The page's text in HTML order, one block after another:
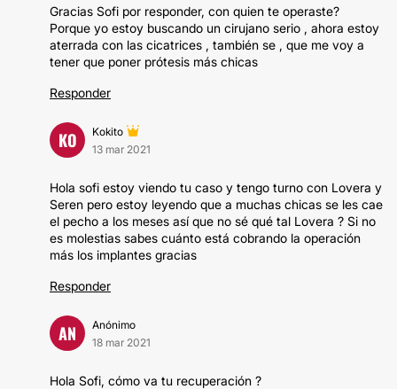
Gracias Sofi por responder, con quien te operaste?
Porque yo estoy buscando un cirujano serio , ahora estoy
aterrada con las cicatrices , también se , que me voy a
tener que poner prótesis más chicas
Responder
KO
Kokito
13 mar 2021
Hola sofi estoy viendo tu caso y tengo turno con Lovera y
Seren pero estoy leyendo que a muchas chicas se les cae
el pecho a los meses así que no sé qué tal Lovera ? Si no
es molestias sabes cuánto está cobrando la operación
más los implantes gracias
Responder
AN
Anónimo
18 mar 2021
Hola Sofi, cómo va tu recuperación ?